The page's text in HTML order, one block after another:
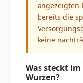
angezeigten
bereits die
keine
Was steckt
Wurzen?